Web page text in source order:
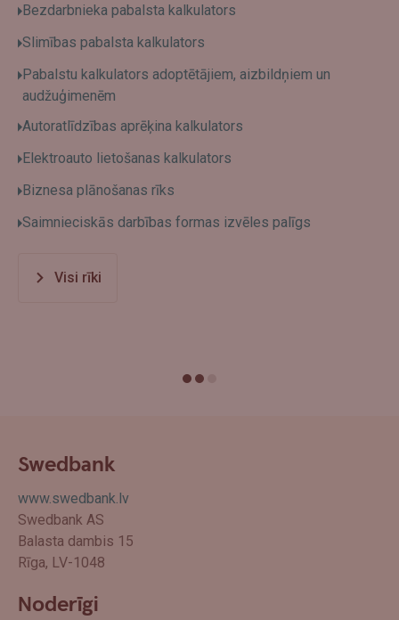
Bezdarbnieka pabalsta kalkulators
Slimības pabalsta kalkulators
Pabalstu kalkulators adoptētājiem, aizbildņiem un
audžuģimenēm
Autoratlīdzības aprēķina kalkulators
Elektroauto lietošanas kalkulators
Biznesa plānošanas rīks
Saimnieciskās darbības formas izvēles palīgs
Visi rīki
Swedbank
www.swedbank.lv
Swedbank AS
Balasta dambis 15
Rīga, LV-1048
Noderīgi